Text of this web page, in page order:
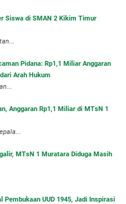
Siswa di SMAN 2 Kikim Timur
Pidana: Rp1,1 Miliar Anggaran
Arah Hukum
Anggaran Rp1,1 Miliar di MTsN 1
MTsN 1 Muratara Diduga Masih
Pembukaan UUD 1945, Jadi Inspirasi